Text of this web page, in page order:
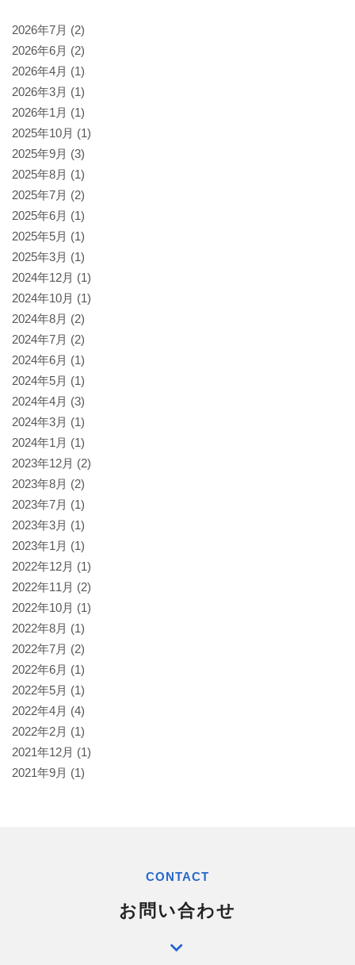
2026年7月 (2)
2026年6月 (2)
2026年4月 (1)
2026年3月 (1)
2026年1月 (1)
2025年10月 (1)
2025年9月 (3)
2025年8月 (1)
2025年7月 (2)
2025年6月 (1)
2025年5月 (1)
2025年3月 (1)
2024年12月 (1)
2024年10月 (1)
2024年8月 (2)
2024年7月 (2)
2024年6月 (1)
2024年5月 (1)
2024年4月 (3)
2024年3月 (1)
2024年1月 (1)
2023年12月 (2)
2023年8月 (2)
2023年7月 (1)
2023年3月 (1)
2023年1月 (1)
2022年12月 (1)
2022年11月 (2)
2022年10月 (1)
2022年8月 (1)
2022年7月 (2)
2022年6月 (1)
2022年5月 (1)
2022年4月 (4)
2022年2月 (1)
2021年12月 (1)
2021年9月 (1)
CONTACT
お問い合わせ